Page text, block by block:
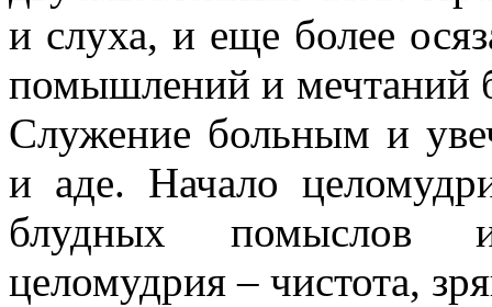
и слуха, и еще более
помышлений и мечтаний
Служение больным и
и аде. Начало
блудных помыслов
целомудрия – чистота,